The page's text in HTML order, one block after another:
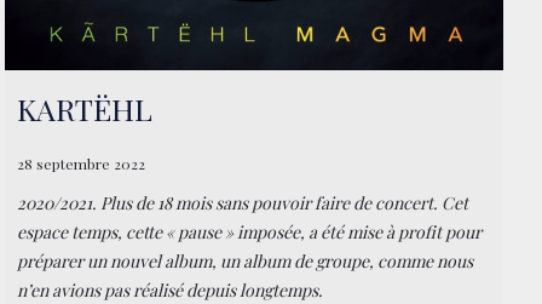
KARTËHL
28 septembre 2022
2020/2021. Plus de 18 mois sans pouvoir faire de concert. Cet
espace temps, cette « pause » imposée, a été mise à profit pour
préparer un nouvel album, un album de groupe, comme nous
n’en avions pas réalisé depuis longtemps.